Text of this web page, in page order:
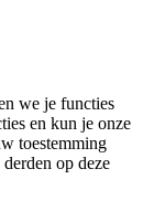
we je functies
en kun je onze
toestemming
op deze